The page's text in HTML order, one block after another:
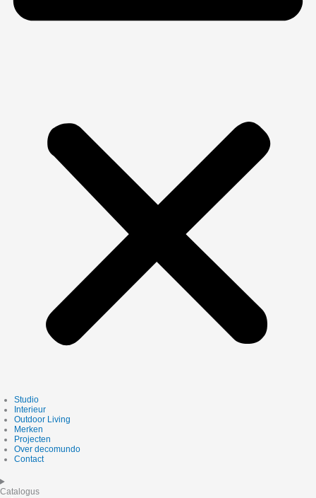
Studio
Interieur
Outdoor Living
Merken
Projecten
Over decomundo
Contact
Catalogus